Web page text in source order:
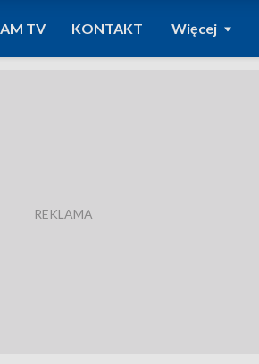
TV KONTAKT Więcej